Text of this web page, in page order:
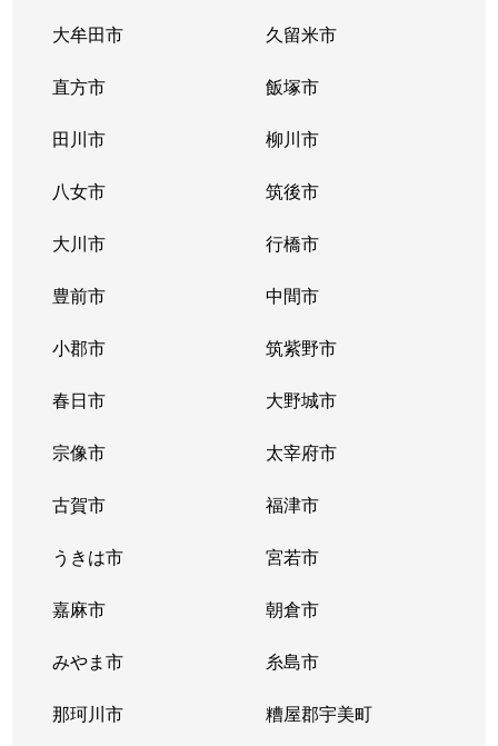
大牟田市 久留米市
直方市 飯塚市
田川市 柳川市
八女市 筑後市
大川市 行橋市
豊前市 中間市
小郡市 筑紫野市
春日市 大野城市
宗像市 太宰府市
古賀市 福津市
うきは市 宮若市
嘉麻市 朝倉市
みやま市 糸島市
那珂川市 糟屋郡宇美町